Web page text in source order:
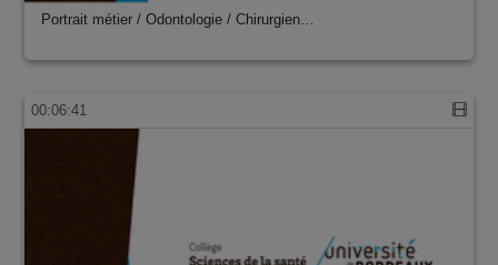
Portrait métier / Odontologie / Chirurgien…
00:06:41